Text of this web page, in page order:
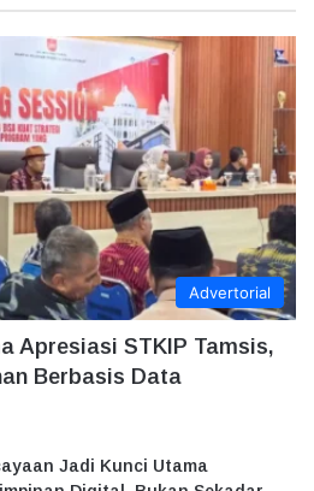
Advertorial
Apresiasi STKIP Tamsis,
Berbasis Data
Jadi Kunci Utama